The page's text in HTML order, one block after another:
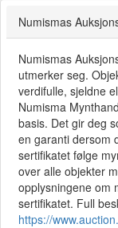
Numismas
Numismas
utmerker seg.
verdifulle, sjeldne
Numisma
basis. Det gir deg
en garanti dersom
sertifikatet følge
over alle objekter
opplysningene om
sertifikatet. Full
https://